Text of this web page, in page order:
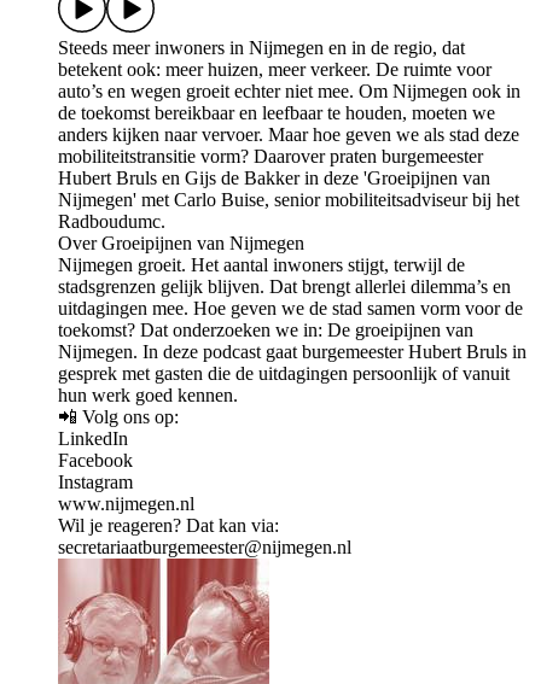
Steeds meer inwoners in Nijmegen en in de regio, dat
betekent ook: meer huizen, meer verkeer. De ruimte voor
auto’s en wegen groeit echter niet mee. Om Nijmegen ook in
de toekomst bereikbaar en leefbaar te houden, moeten we
anders kijken naar vervoer. Maar hoe geven we als stad deze
mobiliteitstransitie vorm? Daarover praten burgemeester
Hubert Bruls en Gijs de Bakker in deze 'Groeipijnen van
Nijmegen' met Carlo Buise, senior mobiliteitsadviseur bij het
Radboudumc.
Over Groeipijnen van Nijmegen
Nijmegen groeit. Het aantal inwoners stijgt, terwijl de
stadsgrenzen gelijk blijven. Dat brengt allerlei dilemma’s en
uitdagingen mee. Hoe geven we de stad samen vorm voor de
toekomst? Dat onderzoeken we in: De groeipijnen van
Nijmegen. In deze podcast gaat burgemeester Hubert Bruls in
gesprek met gasten die de uitdagingen persoonlijk of vanuit
hun werk goed kennen.
📲 Volg ons op:
LinkedIn
Facebook
Instagram
www.nijmegen.nl
Wil je reageren? Dat kan via:
secretariaatburgemeester@nijmegen.nl